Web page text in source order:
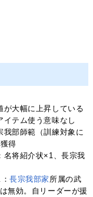
が大幅に上昇している
イテム使う意味なし
我部師範（訓練対象に
得
名将紹介状×1、長宗我
：長宗我部家 所属の武
無効。自リーダーが援